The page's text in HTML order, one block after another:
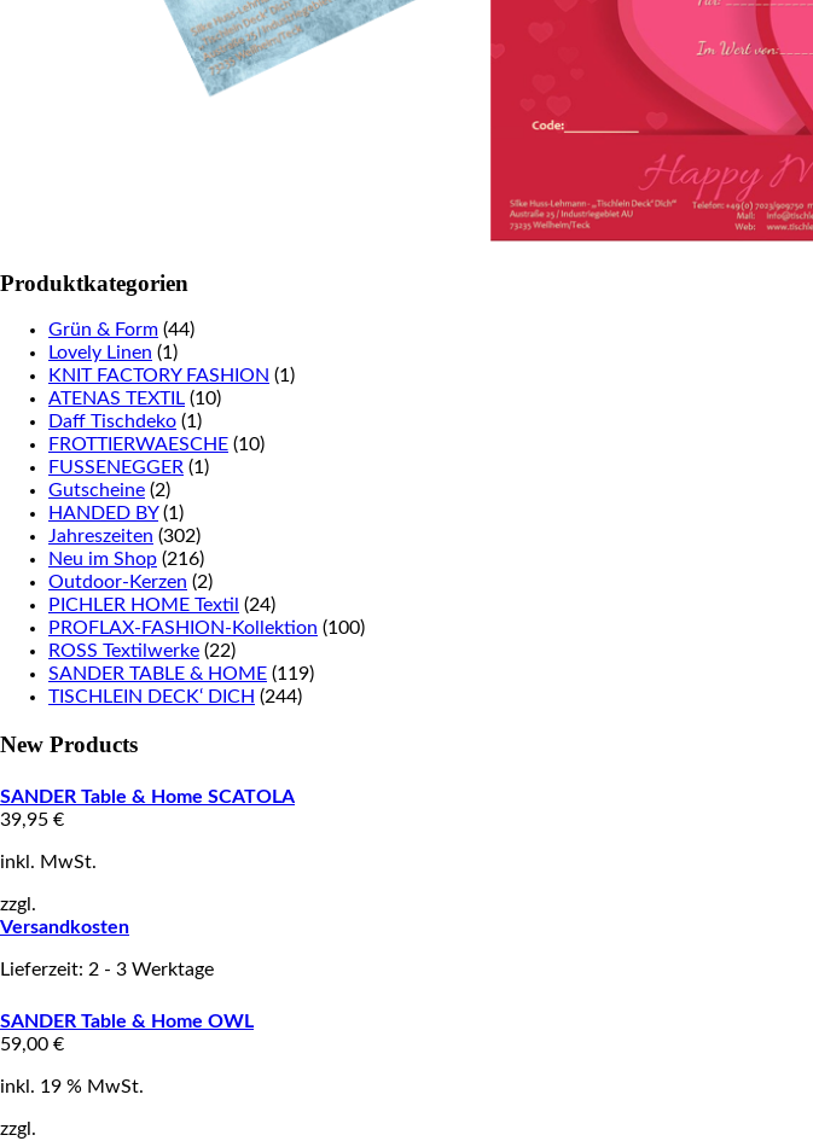
Produktkategorien
Grün & Form (44)
Lovely Linen (1)
KNIT FACTORY FASHION (1)
ATENAS TEXTIL (10)
Daff Tischdeko (1)
FROTTIERWAESCHE (10)
FUSSENEGGER (1)
Gutscheine (2)
HANDED BY (1)
Jahreszeiten (302)
Neu im Shop (216)
Outdoor-Kerzen (2)
PICHLER HOME Textil (24)
PROFLAX-FASHION-Kollektion (100)
ROSS Textilwerke (22)
SANDER TABLE & HOME (119)
TISCHLEIN DECK‘ DICH (244)
New Products
SANDER Table & Home SCATOLA
39,95 €
inkl. MwSt.
zzgl.
Versandkosten
Lieferzeit: 2 - 3 Werktage
SANDER Table & Home OWL
59,00 €
inkl. 19 % MwSt.
zzgl.